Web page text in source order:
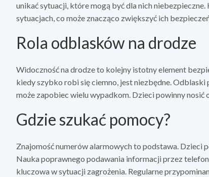
unikać sytuacji, które mogą być dla nich
sytuacjach, co może znacząco zwiększyć ich
Rola odblasków na drodze
Widoczność na drodze to kolejny istotny element
kiedy szybko robi się ciemno, jest niezbędne.
może zapobiec wielu wypadkom. Dzieci powinny
Gdzie szukać pomocy?
Znajomość numerów alarmowych to podstawa. Dzieci
Nauka poprawnego podawania informacji przez
kluczowa w sytuacji zagrożenia. Regularne